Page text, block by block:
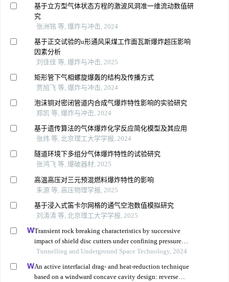
基于立方型气体状态方程的激波风洞准一维流动数值研
究
张洲铭 等, 爆炸与冲击, 2024
基于正交试验的u形通风采煤工作面瓦斯爆炸超压影响
因素分析
刘佳佳 等, 爆炸与冲击, 2025
矩形管下气相螺旋爆轰的结构及传播方式
贾旭飞 等, 爆炸与冲击, 2024
泡沫铜对密闭管道内合成气爆炸特性影响的实验研究
郑凯 等, 爆炸与冲击, 2024
基于遗传算法的气体爆炸化学反应简化模型及其应用
张炜 等, 北京理工大学学报, 2024
隧道环境下多组分气体爆炸特性的试验研究
张鸿飞 等, 爆破器材, 2025
高温高压对三元预混燃料爆炸特性的影响
朱源 等, 高压物理学报, 2025
基于浸入式笛卡尔网格的通气空泡数值模拟研究
刘涛涛 等, 北京理工大学学报, 2025
Transient rock breaking characteristics by successive
impact of shield disc cutters under confining pressure
conditions
Tunnelling and Underground Space Technology, 2024
An active interfacial drag- and heat-reduction technique
based on a windward concave cavity design: reverse